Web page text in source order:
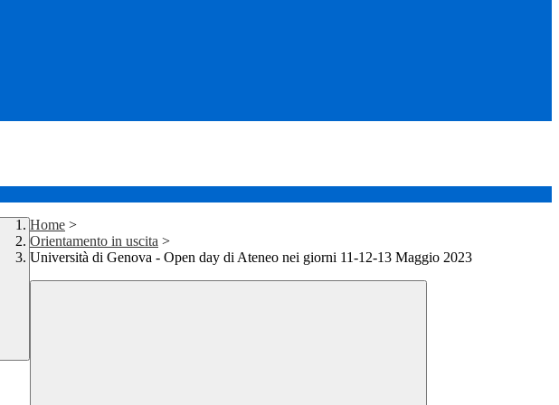
Home >
Orientamento in uscita >
Università di Genova - Open day di Ateneo nei giorni 11-12-13 Maggio 2023